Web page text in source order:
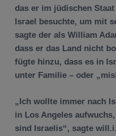
das er im jüdischen
Israel besuchte, um mit
sagte der als William
dass er das Land nicht
fügte hinzu, dass es in
unter Familie – oder
„Ich wollte immer nach
in Los Angeles
sind Israelis“, sagte